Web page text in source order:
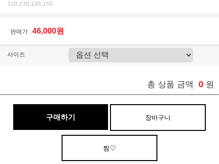
120,130,140,150
판매가 : 46,000원
사이즈
총 상품 금액 0 원
구매하기 장바구니
찜♡